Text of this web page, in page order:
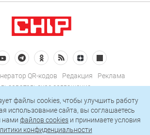
QR-кодов Редакция
Реклама
соглашение
конфиденциальности
Подписаться на рассылку
файлы cookies, чтобы улучшить работу
использование сайта, вы соглашаетесь
нами файлов cookies и принимаете условия
конфиденциальности